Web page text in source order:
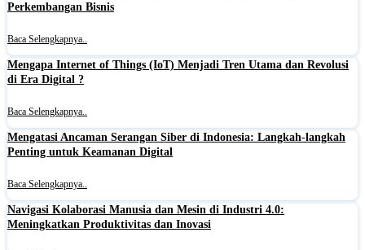
Perkembangan Bisnis
Baca Selengkapnya..
Mengapa Internet of Things (IoT) Menjadi Tren Utama dan Revolusi
di Era Digital ?
Baca Selengkapnya..
Mengatasi Ancaman Serangan Siber di Indonesia: Langkah-langkah
Penting untuk Keamanan Digital
Baca Selengkapnya..
Navigasi Kolaborasi Manusia dan Mesin di Industri 4.0:
Meningkatkan Produktivitas dan Inovasi